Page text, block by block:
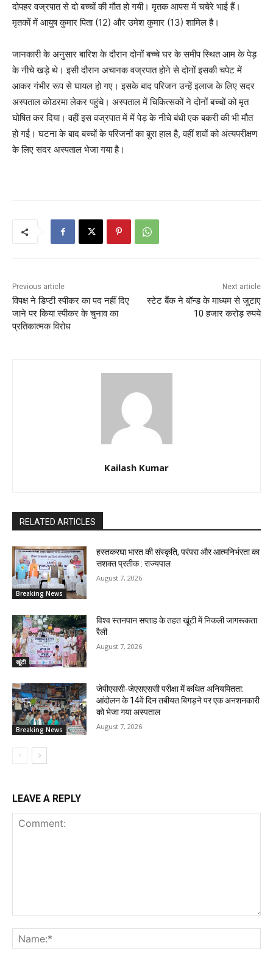
दोपहर वज्रपात से दो बच्चों की मौत हो गयी। मृतक आपस में चचेरे भाई हैं।
मृतकों में आयुष कुमार पिता (12) और उमेश कुमार (13) शामिल है।
जानकारी के अनुसार बारिश के दौरान दोनों बच्चे घर के समीप स्थित आम के पेड़
के नीचे खड़े थे। इसी दौरान अचानक वज्रपात होने से दोनों इसकी चपेट में
आकर गंभीर रूप से घायल हो गए। इसके बाद परिजन उन्हें इलाज के लिए सदर
अस्पताल कोडरमा लेकर पहुंचे। अस्पताल में चिकित्सकों ने दोनों बच्चों को मृत
घोषित कर दिया। वहीं इस वज्रपात में में पेड़ के नीचे बंधी एक बकरी की भी मौत
हो गई। घटना के बाद बच्चों के परिजनों का बुरा हाल है, वहीं शवों को अंत्यपरीक्षण
के लिए सदर अस्पताल भेजा गया है।
Previous article
विपक्ष ने डिप्टी स्पीकर का पद नहीं दिए
जाने पर किया स्पीकर के चुनाव का
प्रतिकात्मक विरोध
Next article
स्टेट बैंक ने बॉन्ड के माध्यम से जुटाए
10 हजार करोड़ रुपये
Kailash Kumar
RELATED ARTICLES
Breaking News
हस्तकरघा भारत की संस्कृति, परंपरा और आत्मनिर्भरता का
सशक्त प्रतीक : राज्यपाल
August 7, 2026
खूंटी
विश्व स्तनपान सप्ताह के तहत खूंटी में निकली जागरूकता
रैली
August 7, 2026
Breaking News
जेपीएससी-जेएसएससी परीक्षा में कथित अनियमितता:
आंदोलन के 14वें दिन तबीयत बिगड़ने पर एक अनशनकारी
को भेजा गया अस्पताल
August 7, 2026
LEAVE A REPLY